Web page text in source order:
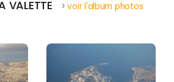
VALETTE >voir l'album photos